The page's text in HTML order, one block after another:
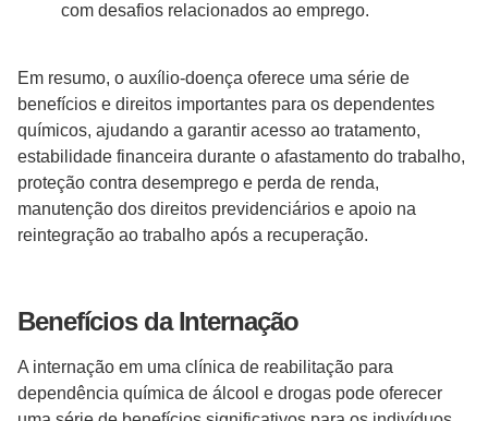
com desafios relacionados ao emprego.
Em resumo, o auxílio-doença oferece uma série de
benefícios e direitos importantes para os dependentes
químicos, ajudando a garantir acesso ao tratamento,
estabilidade financeira durante o afastamento do trabalho,
proteção contra desemprego e perda de renda,
manutenção dos direitos previdenciários e apoio na
reintegração ao trabalho após a recuperação.
Benefícios da Internação
A internação em uma clínica de reabilitação para
dependência química de álcool e drogas pode oferecer